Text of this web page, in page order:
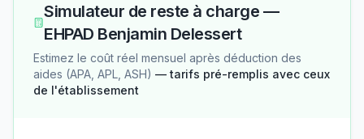
Simulateur de reste à charge —
EHPAD Benjamin Delessert
Estimez le coût réel mensuel après déduction des
aides (APA, APL, ASH) — tarifs pré-remplis avec ceux
de l'établissement